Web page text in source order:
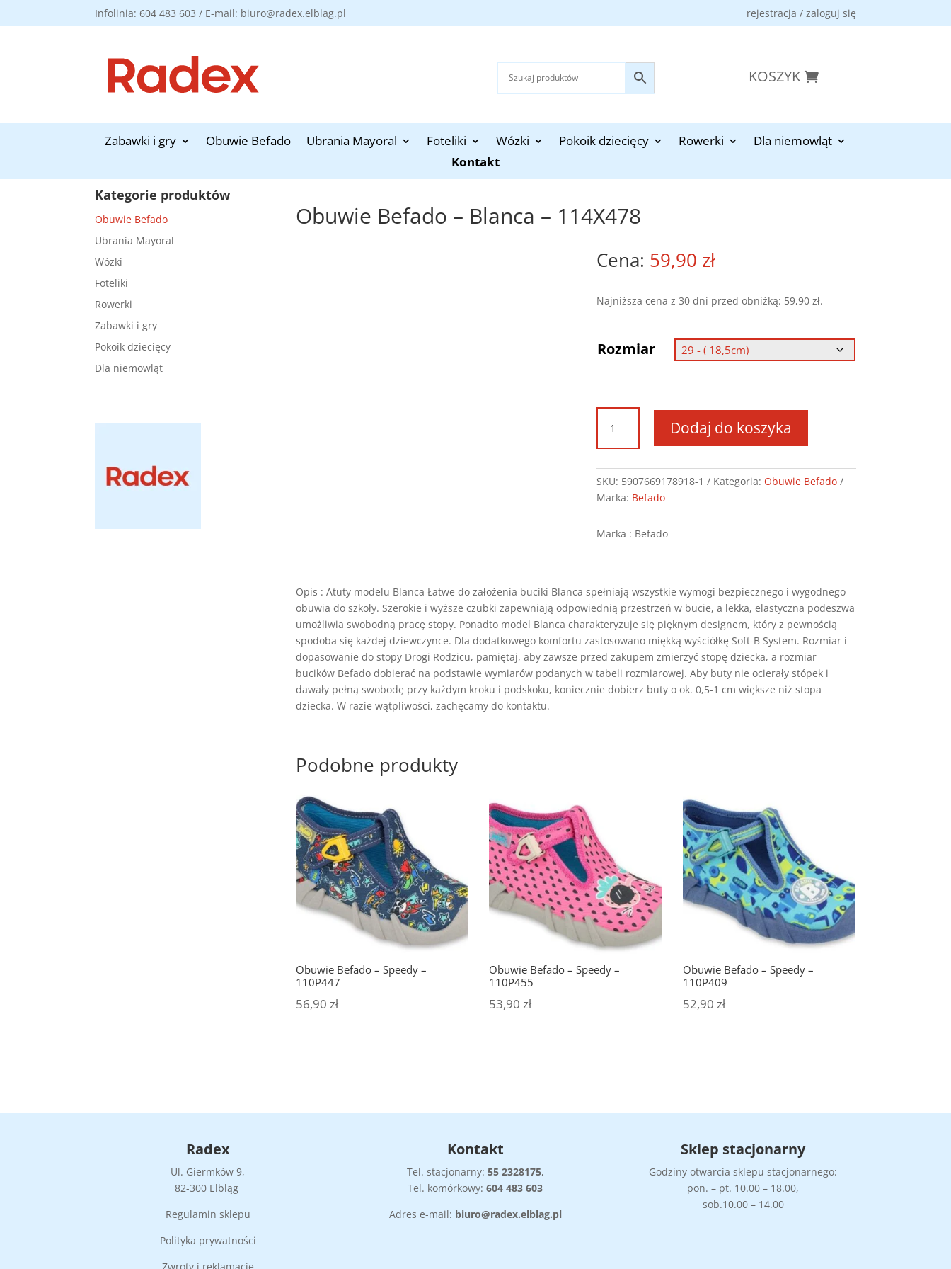
Infolinia: 604 483 603 / E-mail: biuro@radex.elblag.pl rejestracja / zaloguj się
KOSZYK
Zabawki i gry Obuwie Befado Ubrania Mayoral Foteliki Wózki Pokoik dziecięcy Rowerki
Dla niemowląt
Kontakt
Kategorie produktów
Obuwie Befado
Ubrania Mayoral
Wózki
Foteliki
Rowerki
Zabawki i gry
Pokoik dziecięcy
Dla niemowląt
Obuwie Befado – Blanca – 114X478
59,90 zł
Najniższa cena z 30 dni przed obniżką: 59,90zł.
Rozmiar
ilość
Obuwie
Befado
-
Blanca
-
Dodaj do koszyka
SKU: 5907669178918-1 Kategoria:Obuwie Befado
Marka: Befado
Marka : Befado
Opis : Atuty modelu Blanca Łatwe do założenia buciki Blanca spełniają wszystkie wymogi bezpiecznego i wygodnego
obuwia do szkoły. Szerokie i wyższe czubki zapewniają odpowiednią przestrzeń w bucie, a lekka, elastyczna podeszwa
umożliwia swobodną pracę stopy. Ponadto model Blanca charakteryzuje się pięknym designem, który z pewnością
spodoba się każdej dziewczynce. Dla dodatkowego komfortu zastosowano miękką wyściółkę Soft-B System. Rozmiar i
dopasowanie do stopy Drogi Rodzicu, pamiętaj, aby zawsze przed zakupem zmierzyć stopę dziecka, a rozmiar
bucików Befado dobierać na podstawie wymiarów podanych w tabeli rozmiarowej. Aby buty nie ocierały stópek i
dawały pełną swobodę przy każdym kroku i podskoku, koniecznie dobierz buty o ok. 0,5-1 cm większe niż stopa
dziecka. W razie wątpliwości, zachęcamy do kontaktu.
Podobne produkty
Obuwie Befado – Speedy –
110P447
56,90 zł
Obuwie Befado – Speedy –
110P455
53,90zł
Obuwie Befado – Speedy –
110P409
52,90 zł
Radex
Ul. Giermków 9,
82-300 Elbląg
Regulamin sklepu
Polityka prywatności
Kontakt
Tel. stacjonarny: 55 2328175,
Tel. komórkowy:604 483 603
Adres e-mail: biuro@radex.elblag.pl
Sklep stacjonarny
Godziny otwarcia sklepu stacjonarnego:
pon. – pt. 10.00 – 18.00,
sob.10.00 – 14.00